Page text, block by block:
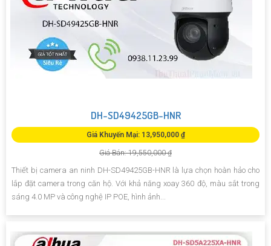
DH-SD49425GB-HNR
Giá Khuyến Mại: 13,950,000 ₫
Giá Bán: 19,550,000 ₫
Thiết bị camera an ninh DH-SD49425GB-HNR là lựa chọn hoàn hảo cho
lắp đặt camera trong căn hộ. Với khả năng xoay 360 độ, màu sắt trong
sáng 4.0 MP và công nghệ IP POE, hình ảnh...